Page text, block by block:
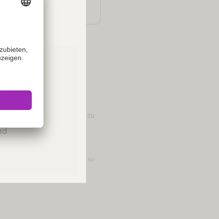
or
Daten
B. Braun Austria GmbH zu
und werden bei uns daher nur
B. Braun Austria GmbH.sind zur